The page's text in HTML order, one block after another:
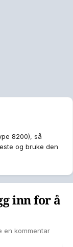
8200), så
og bruke den
inn for å
en kommentar